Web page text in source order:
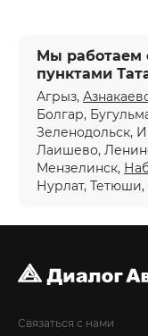
Мы работаем
пунктами
Агрыз,
Болгар,
Зеленодольск,
Лаишево,
Мензелинск,
Нурлат, Тетюши,
Связаться с нами